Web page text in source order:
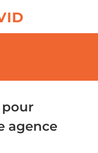
agence